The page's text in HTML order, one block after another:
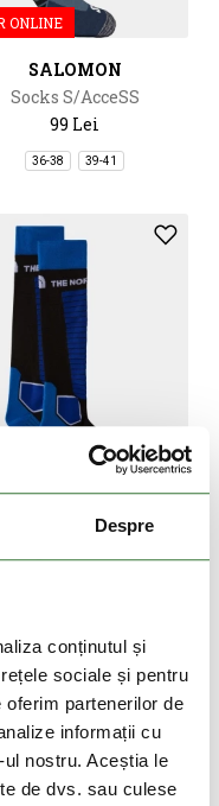
Despre
conținutul și
sociale și pentru
partenerilor de
informații cu
nostru. Aceștia le
de dvs. sau culese
ONLINE
SALOMON
Socks S/AcceSS
99 Lei
36-38 39-41
M